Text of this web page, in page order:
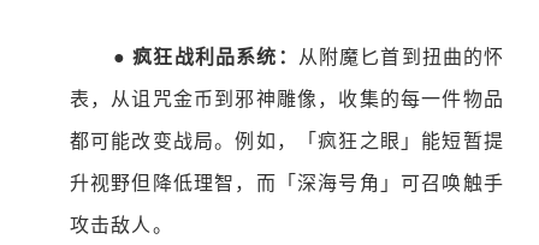
● 疯狂战利品系统： 从附魔匕首到扭曲的怀
表，从诅咒金币到邪神雕像，收集的每一件物品
都可能改变战局。例如，「疯狂之眼」能短暂提
升视野但降低理智，而「深海号角」可召唤触手
攻击敌人。